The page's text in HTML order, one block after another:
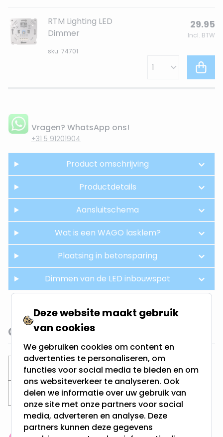
RTM Lighting LED
Dimmer
sku: 74701
29.95
Incl. BTW
Vragen? WhatsApp ons!
+31 5 91201904
Product omschrijving
Productdetails
Aansluitschema
Wat is een WAGO lasklem?
Plaatsing in betonsparing
Dimmen van de LED inbouwspot
Gerelateerde categorieën
Inbouwspots Ondiepe inbouwspots
Vierkante spots Zwarte inbouwspots
Deze website maakt gebruik
van cookies
We gebruiken cookies om content en
advertenties te personaliseren, om
functies voor social media te bieden en om
ons websiteverkeer te analyseren. Ook
delen we informatie over uw gebruik van
onze site met onze partners voor social
media, adverteren en analyse. Deze
partners kunnen deze gegevens